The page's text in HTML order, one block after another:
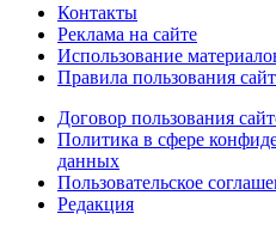
Контакты
Реклама на сайте
Использование
Правила пользования
Договор пользования
Политика в сфере
данных
Пользовательское
Редакция